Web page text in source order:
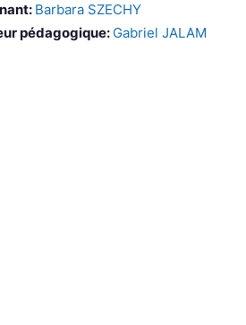
Barbara SZECHY
pédagogique: Gabriel JALAM